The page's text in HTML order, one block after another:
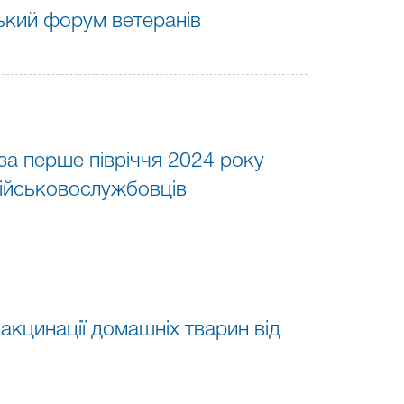
форум ветеранів
перше півріччя 2024 року
домашніх тварин від